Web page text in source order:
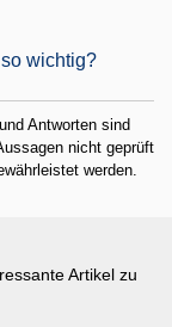
wichtig?
Antworten sind
nicht geprüft
werden.
Artikel zu